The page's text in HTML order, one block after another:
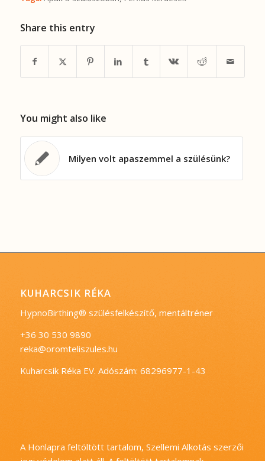
Share this entry
You might also like
Milyen volt apaszemmel a szülésünk?
KUHARCSIK RÉKA
HypnoBirthing® szülésfelkészítő, mentáltréner
+36 30 530 9890
reka@oromteliszules.hu
Kuharcsik Réka EV. Adószám: 68296977-1-43
A Honlapra feltöltött tartalom, Szellemi Alkotás szerzői